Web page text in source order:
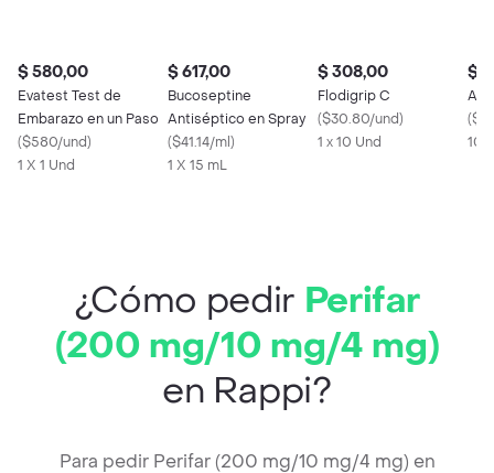
$ 580,00
Evatest Test de
Embarazo en un Paso
($580/und)
1 X 1 Und
$ 617,00
Bucoseptine
Antiséptico en Spray
($41.14/ml)
1 X 15 mL
$ 308,00
Flodigrip C
($30.80/und)
1 x 10 Und
$
(
10
¿Cómo pedir Perifar
(200 mg/10 mg/4 mg)
en Rappi?
Para pedir Perifar (200 mg/10 mg/4 mg) en